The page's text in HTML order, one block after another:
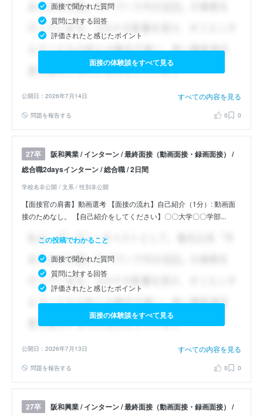
面接で聞かれた質問
質問に対する回答
評価されたと感じたポイント
面接の体験談をすべて見る
公開日：2026年7月14日 すべての内容を見る
問題を報告する 0 0
27卒
阪和興業 / インターン / 最終面接（動画面接・録画面接） /
総合職2daysインターン / 総合職 / 2日間
学校名非公開 / 文系 / 性別非公開
【面接官の肩書】動画選考 【面接の流れ】自己紹介（1分）: 動画面
接のためなし。 【自己紹介をしてください】〇〇大学〇〇学部...
この投稿でわかること
面接で聞かれた質問
質問に対する回答
評価されたと感じたポイント
面接の体験談をすべて見る
公開日：2026年7月13日 すべての内容を見る
問題を報告する 0 0
27卒
阪和興業 / インターン / 最終面接（動画面接・録画面接） /